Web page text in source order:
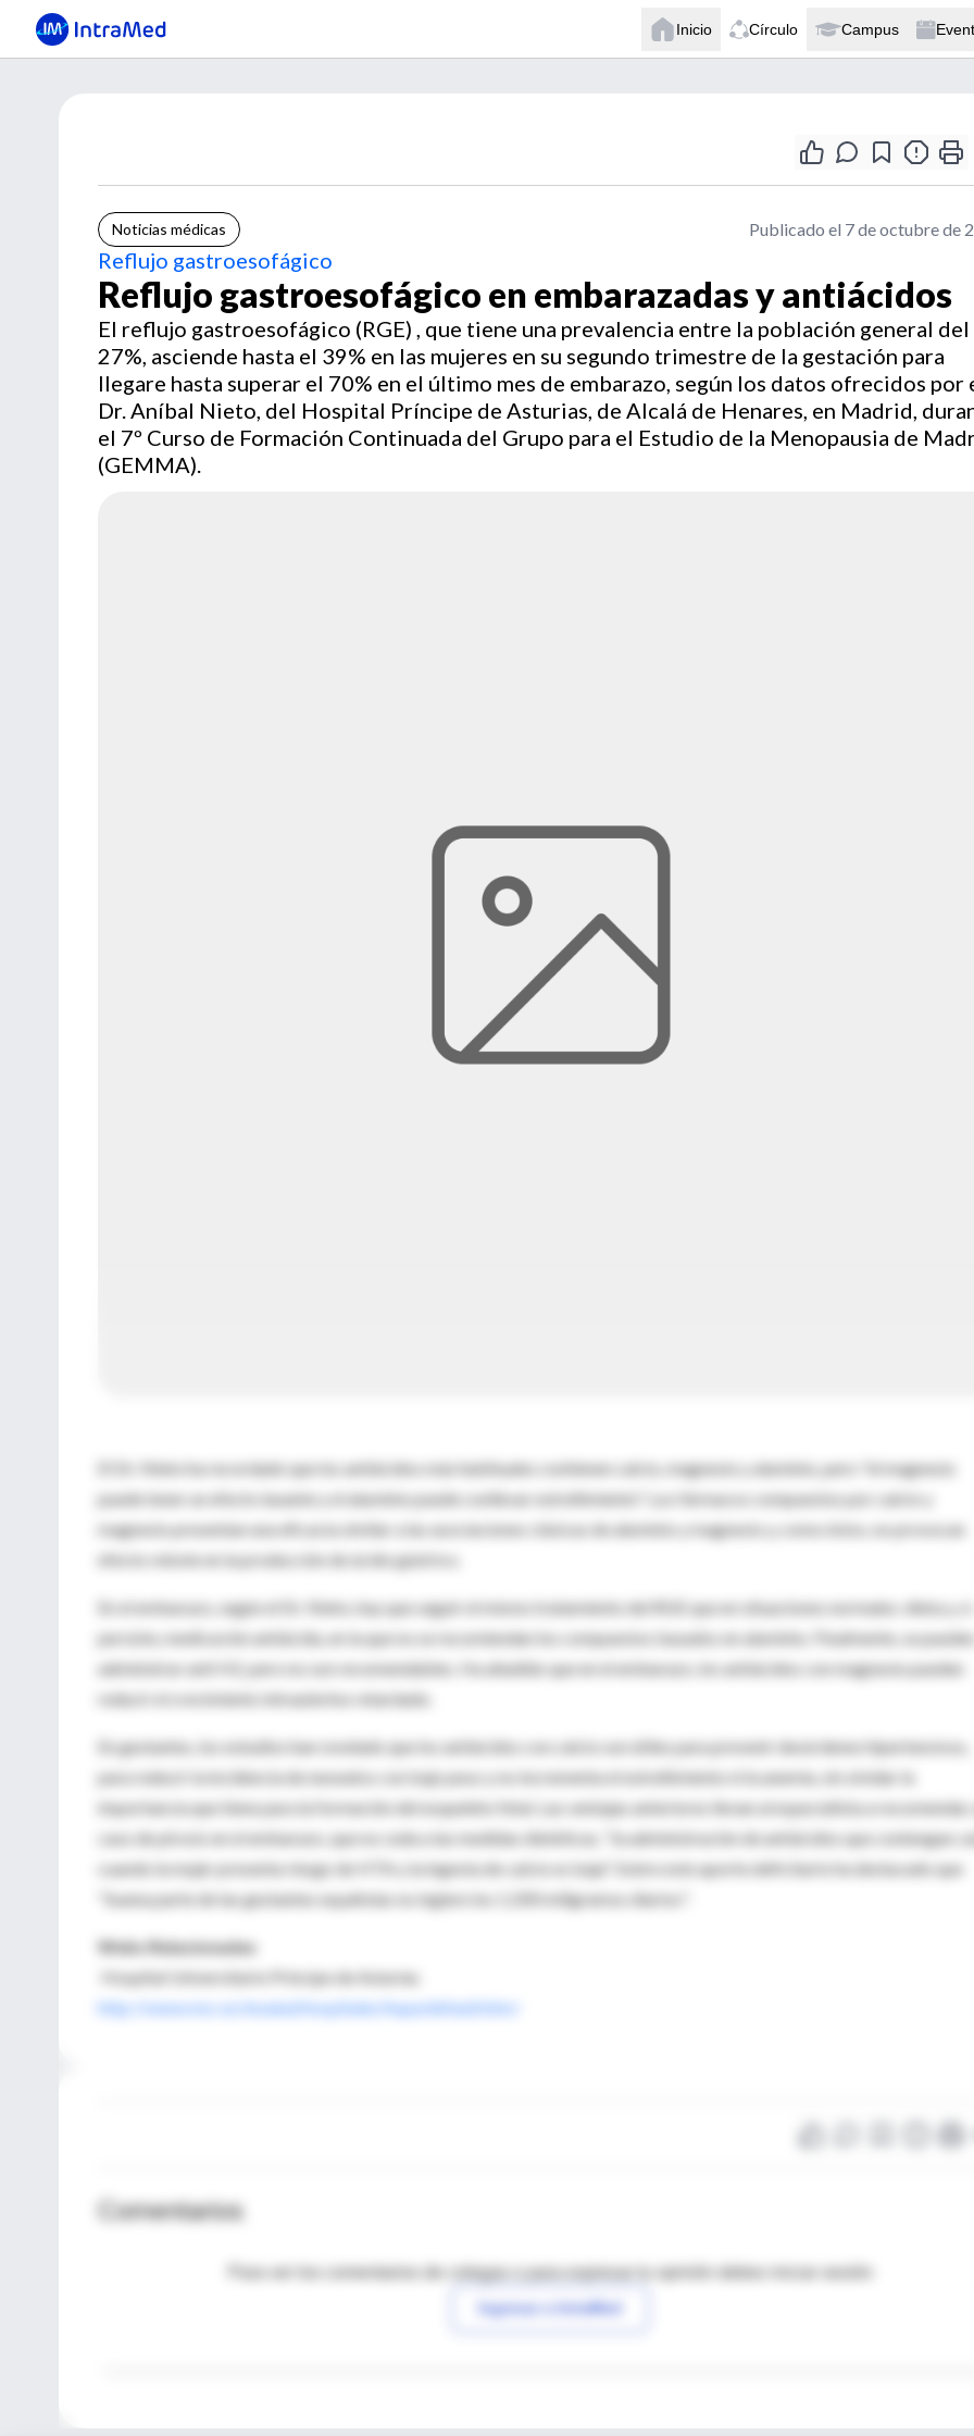
Inicio Círculo Campus
Noticias médicas Publicado el 7 de octubre de
Reflujo gastroesofágico
Reflujo gastroesofágico en embarazadas y antiácidos
El reflujo gastroesofágico (RGE) , que tiene una prevalencia entre la población general del
27%, asciende hasta el 39% en las mujeres en su segundo trimestre de la gestación para
llegare hasta superar el 70% en el último mes de embarazo, según los datos ofrecidos por
Dr. Aníbal Nieto, del Hospital Príncipe de Asturias, de Alcalá de Henares, en Madrid,
el 7º Curso de Formación Continuada del Grupo para el Estudio de la Menopausia de
(GEMMA).
El Dr. Nieto ha recordado que los antiácidos más habituales contienen calcio, magnesio y aluminio, pero "el magnesio
puede tener un efecto laxante y el aluminio puede conllevar estreñimiento". Los fármacos compuestos por calcio y
magnesio presentan una eficacia similar a las asociaciones clásicas de aluminio y magnesio y, como éstos, no provocan
efecto rebote en la producción de ácido gástrico.
En el embarazo, según el Dr. Nieto, hay que seguir el mismo tratamiento del RGE que en situaciones normales: dieta y, si
persiste, medicación antiácida, en la que no se recomiendan los compuestos basados en aluminio. Finalmente, se pueden
administrar anti H2, pero no son recomendables. Ha añadido que en el embarazo, los antiácidos con magnesio pueden
reducir el crecimiento intrauterino retardado.
En gestantes, los estudios han revelado que los antiácidos con calcio son útiles para prevenir desórdenes hipertensivos,
para reducir la incidencia de neonatos con bajo peso y no incrementa el estreñimiento ni la anemia, sin olvidar la
importancia que tiene para la formación del esqueleto fetal. Las ventajas anteriores llevan al especialista a recomendar,
caso de pirosis en el embarazo, que no ceda a las medidas dietéticas, "la administración de antiácidos que contengan
cuando la mujer presenta riesgo de HTA y la ingesta de calcio es baja". Sobre este aporte deficitario ha destacado que
"buena parte de las gestantes españolas no ingiere los 1.200 miligramos diarios".
Webs Relacionadas
Hospital Universitario Príncipe de Asturias
http://www.msc.es/insalud/hospitales/hupa/default.htm/
Comentarios
Para ver los comentarios de colegas o para expresar tu opinión debes iniciar sesión
Ingresar a IntraMed